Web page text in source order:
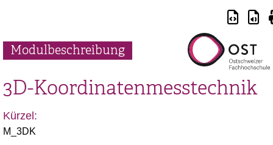
Modulbeschreibung
3D-Koordinatenmesstechnik
Kürzel:
M_3DK